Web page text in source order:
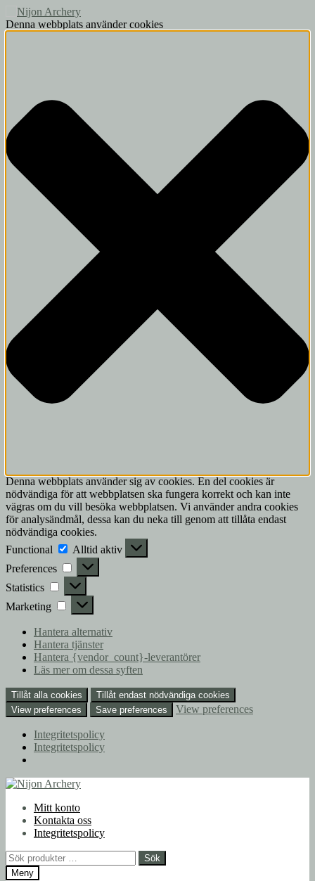
Denna webbplats använder cookies
Denna webbplats använder sig av cookies. En del cookies är
nödvändiga för att webbplatsen ska fungera korrekt och kan inte
vägras om du vill besöka webbplatsen. Vi använder andra cookies
för analysändmål, dessa kan du neka till genom att tillåta endast
nödvändiga cookies.
Functional
Functional
Alltid aktiv
Preferences
Preferences
Statistics Statistics
Marketing Marketing
Hantera alternativ
Hantera tjänster
Hantera {vendor_count}-leverantörer
Läs mer om dessa syften
Tillåt alla cookies
Tillåt endast nödvändiga cookies
View preferences
Save preferences View preferences
Integritetspolicy
Integritetspolicy
Hoppa
navigering
Hoppa
innehållMitt konto
Kontakta oss
Integritetspolicy
Sök
efter:
Sök
Meny